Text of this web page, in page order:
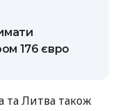
176 євро
та Литва також